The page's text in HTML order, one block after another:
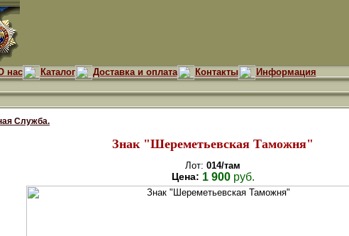
нас Каталог Доставка и оплата Контакты Информация
Служба.
Знак "Шереметьевская Таможня"
Лот: 014/там
Цена: 1 900руб.